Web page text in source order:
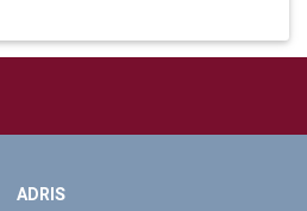
ADRIS